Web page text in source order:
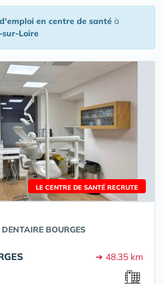
en centre de santé à
Loire
LE CENTRE DE SANTÉ RECRUTE
BOURGES
➔ 48.35 km